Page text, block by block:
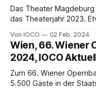
Das Theater
das Theaterjahr 2023.
Auslastung von 82,3 %.
über 3,2 Millionen Euro
Von IOCO 02 Feb. 2024
Wien, 66. Wiener
2024, IOCO
Zum 66. Wiener Opernball am
5.500 Gäste in der